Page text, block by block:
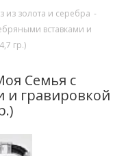
из золота и серебра -
вставками и
гр.)
Семья с
и гравировкой